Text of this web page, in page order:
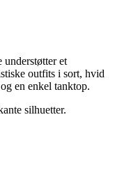
understøtter et
outfits i sort, hvid
en enkel tanktop.
silhuetter.